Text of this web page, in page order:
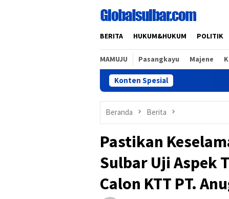
BERITA HUKUM&HUKUM POLITIK
MAMUJU Pasangkayu Majene
Konten Spesial
Beranda Berita
Pastikan
Sulbar Uji Aspek
Calon KTT PT.